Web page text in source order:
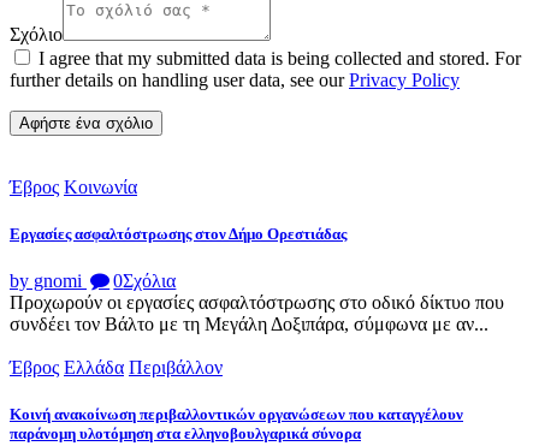
Σχόλιο
I agree that my submitted data is being collected and stored. For
further details on handling user data, see ourPrivacy Policy
Έβρος Κοινωνία
Εργασίες ασφαλτόστρωσης στον Δήμο Ορεστιάδας
by gnomi 0Σχόλια
Προχωρούν οι εργασίες ασφαλτόστρωσης στο οδικό δίκτυο που
συνδέει τον Βάλτο με τη Μεγάλη Δοξιπάρα, σύμφωνα με αν...
Έβρος Ελλάδα Περιβάλλον
Κοινή ανακοίνωση περιβαλλοντικών οργανώσεων που καταγγέλουν
παράνομη υλοτόμηση στα ελληνοβουλγαρικά σύνορα